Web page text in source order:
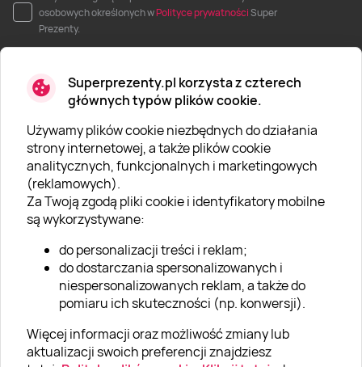
Superprezenty.pl korzysta z czterech
głównych typów plików cookie.
Używamy plików cookie niezbędnych do działania
strony internetowej, a także plików cookie
analitycznych, funkcjonalnych i marketingowych
(reklamowych).
Za Twoją zgodą pliki cookie i identyfikatory mobilne
są wykorzystywane:
do personalizacji treści i reklam;
do dostarczania spersonalizowanych i
niespersonalizowanych reklam, a także do
pomiaru ich skuteczności (np. konwersji).
Więcej informacji oraz możliwość zmiany lub
aktualizacji swoich preferencji znajdziesz
osobowych określonych wPolityce prywatnościSuper
Prezenty.
O SUPERPREZENTY
O nas
Aktualności
Kariera w Super Prezentach
Klub Lojalnościowy
Dodaj recenzję